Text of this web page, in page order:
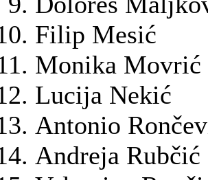
Filip Mesić
Monika Movrić
Lucija Nekić
Antonio
Andreja Rubčić